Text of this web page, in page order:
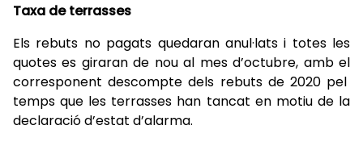
Taxa de terrasses
Els rebuts no pagats quedaran anul·lats i totes les
quotes es giraran de nou al mes d’octubre, amb el
corresponent descompte dels rebuts de 2020 pel
temps que les terrasses han tancat en motiu de la
declaració d’estat d’alarma.